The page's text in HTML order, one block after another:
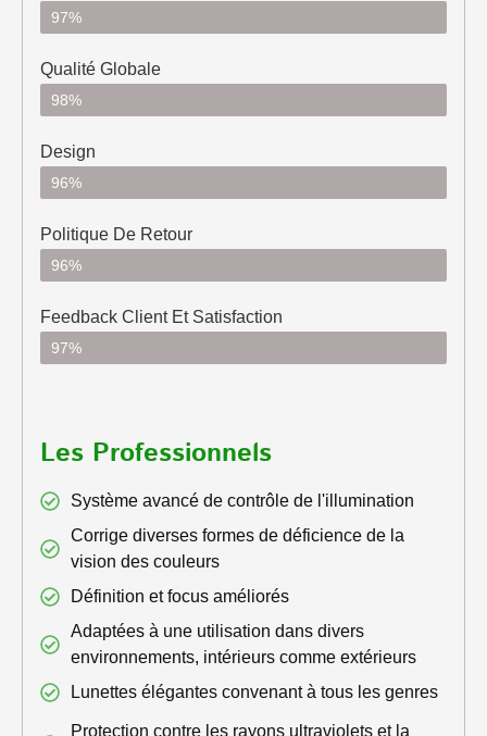
97%
Qualité Globale
98%
Design
96%
Politique De Retour
96%
Feedback Client Et Satisfaction
97%
Les Professionnels
Système avancé de contrôle de l'illumination
Corrige diverses formes de déficience de la
vision des couleurs
Définition et focus améliorés
Adaptées à une utilisation dans divers
environnements, intérieurs comme extérieurs
Lunettes élégantes convenant à tous les genres
Protection contre les rayons ultraviolets et la